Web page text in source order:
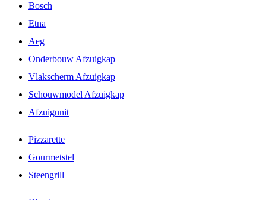
Bosch
Etna
Aeg
Onderbouw Afzuigkap
Vlakscherm Afzuigkap
Schouwmodel Afzuigkap
Afzuigunit
Pizzarette
Gourmetstel
Steengrill